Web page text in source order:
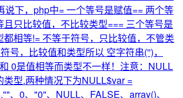
说下，php中= 一个等号是赋值== 两个等
且只比较值，不比较类型=== 三个等号是
都相等!= 不等于符号，只比较值，不管类
号，比较值和类型所以 空字符串('')，
0是值相等而类型不一样！注意：NULL
类型.两种情况下为NULL$var =
、0、"0"、NULL、FALSE、array()、